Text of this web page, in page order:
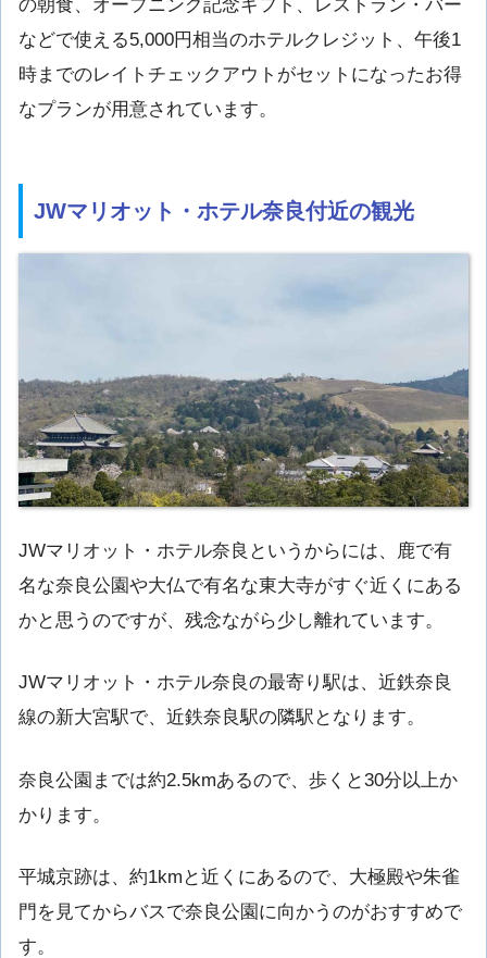
の朝食、オープニング記念ギフト、レストラン・バー
などで使える5,000円相当のホテルクレジット、午後1
時までのレイトチェックアウトがセットになったお得
なプランが用意されています。
JWマリオット・ホテル奈良付近の観光
JWマリオット・ホテル奈良というからには、鹿で有
名な奈良公園や大仏で有名な東大寺がすぐ近くにある
かと思うのですが、残念ながら少し離れています。
JWマリオット・ホテル奈良の最寄り駅は、近鉄奈良
線の新大宮駅で、近鉄奈良駅の隣駅となります。
奈良公園までは約2.5kmあるので、歩くと30分以上か
かります。
平城京跡は、約1kmと近くにあるので、大極殿や朱雀
門を見てからバスで奈良公園に向かうのがおすすめで
す。